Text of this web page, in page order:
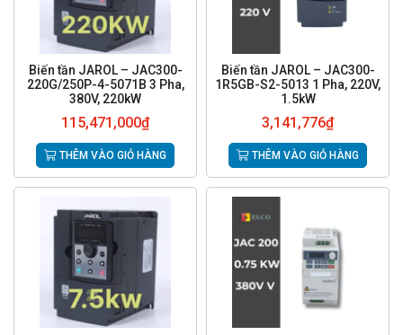
Biến tần JAROL – JAC300-
220G/250P-4-5071B 3 Pha,
380V, 220kW
115,471,000₫
THÊM VÀO GIỎ HÀNG
Biến tần JAROL – JAC300-
1R5GB-S2-5013 1 Pha, 220V,
1.5kW
3,141,776₫
THÊM VÀO GIỎ HÀNG